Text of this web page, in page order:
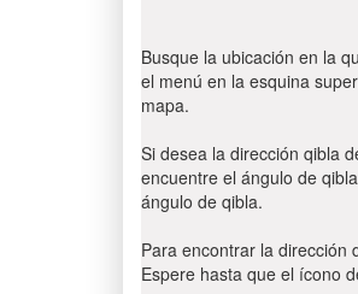
Busque la ubicación en la
el menú en la esquina
mapa.
Si desea la dirección qibla
encuentre el ángulo de
ángulo de qibla.
Para encontrar la dirección
Espere hasta que el ícono